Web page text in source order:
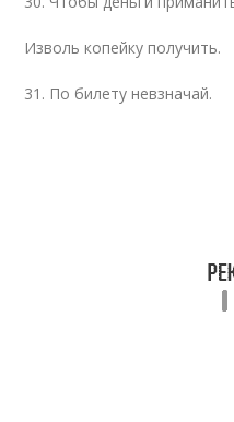
Изволь копейку получить.
31. По билету невзначай.